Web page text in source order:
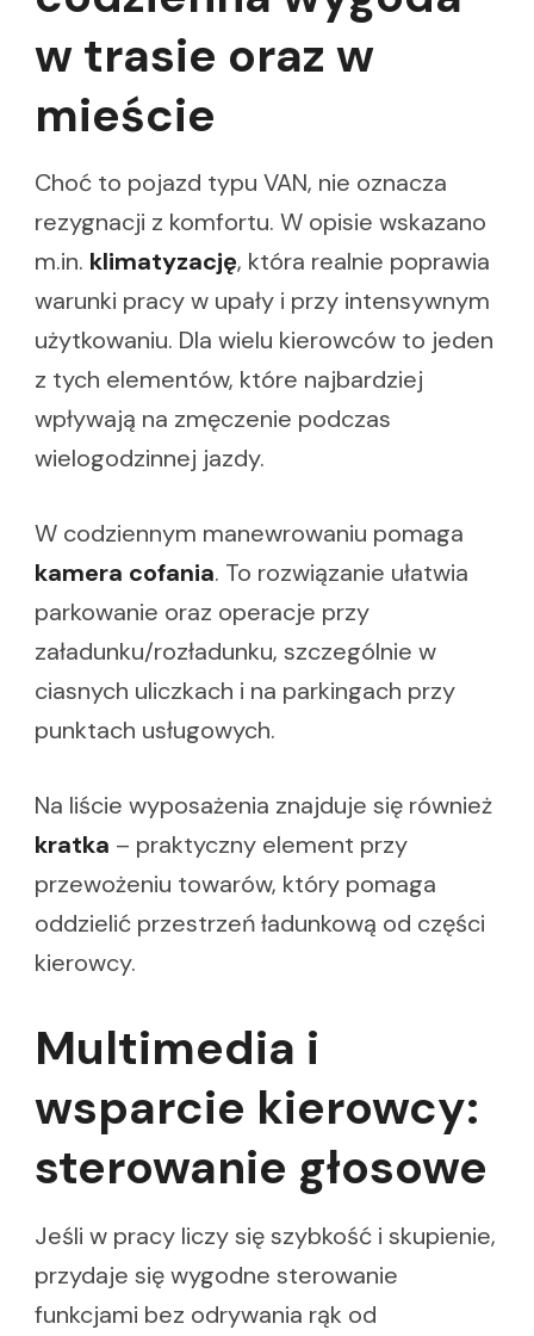
w trasie oraz w
mieście
Choć to pojazd typu VAN, nie oznacza
rezygnacji z komfortu. W opisie wskazano
m.in. klimatyzację, która realnie poprawia
warunki pracy w upały i przy intensywnym
użytkowaniu. Dla wielu kierowców to jeden
z tych elementów, które najbardziej
wpływają na zmęczenie podczas
wielogodzinnej jazdy.
W codziennym manewrowaniu pomaga
kamera cofania. To rozwiązanie ułatwia
parkowanie oraz operacje przy
załadunku/rozładunku, szczególnie w
ciasnych uliczkach i na parkingach przy
punktach usługowych.
Na liście wyposażenia znajduje się również
kratka – praktyczny element przy
przewożeniu towarów, który pomaga
oddzielić przestrzeń ładunkową od części
kierowcy.
Multimedia i
wsparcie kierowcy:
sterowanie głosowe
Jeśli w pracy liczy się szybkość i skupienie,
przydaje się wygodne sterowanie
funkcjami bez odrywania rąk od